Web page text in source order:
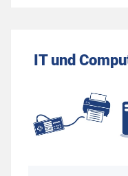
IT und